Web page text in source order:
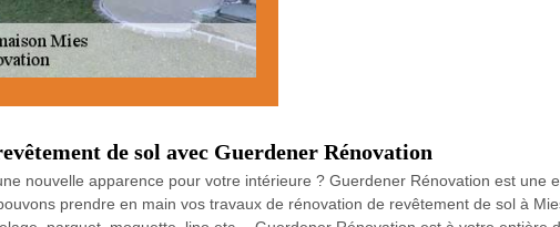
de sol avec Guerdener Rénovation
nouvelle apparence pour votre intérieure ? Guerdener Rénovation est une
prendre en main vos travaux de rénovation de revêtement de sol à